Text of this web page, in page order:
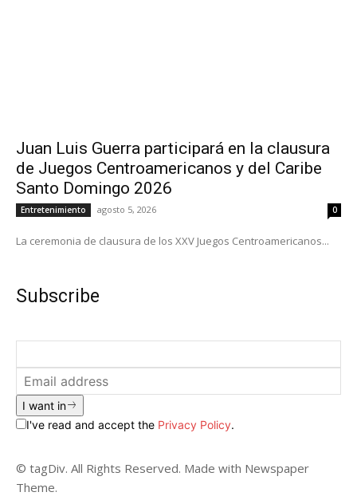
Juan Luis Guerra participará en la clausura
de Juegos Centroamericanos y del Caribe
Santo Domingo 2026
Entretenimiento agosto 5, 2026 0
La ceremonia de clausura de los XXV Juegos Centroamericanos...
Subscribe
I want in
I've read and accept the Privacy Policy.
© tagDiv. All Rights Reserved. Made with Newspaper
Theme.